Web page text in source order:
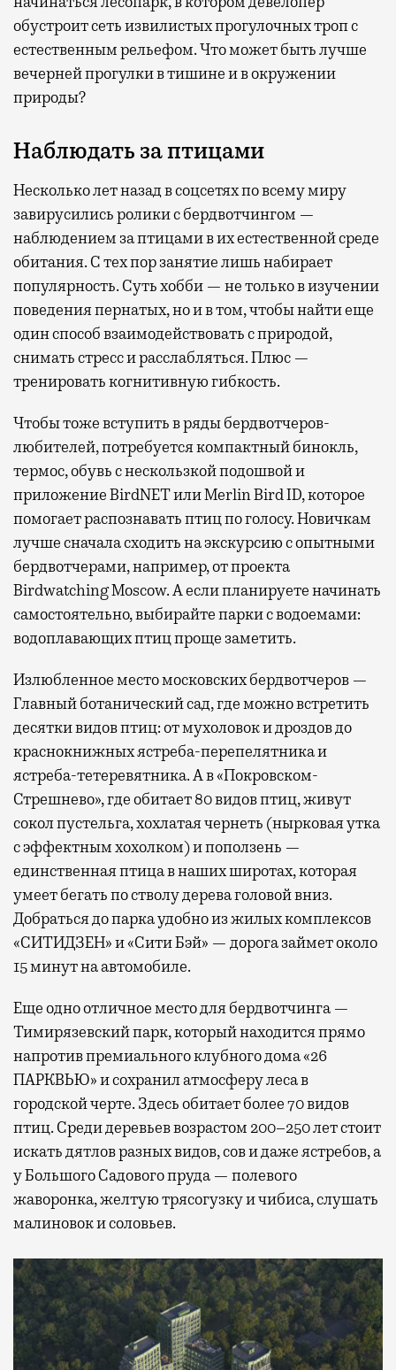
обустроит сеть извилистых прогулочных троп с
естественным рельефом. Что может быть лучше
вечерней прогулки в тишине и в окружении
природы?
Наблюдать за птицами
Несколько лет назад в соцсетях по всему миру
завирусились ролики с бердвотчингом —
наблюдением за птицами в их естественной среде
обитания. С тех пор занятие лишь набирает
популярность. Суть хобби — не только в изучении
поведения пернатых, но и в том, чтобы найти еще
один способ взаимодействовать с природой,
снимать стресс и расслабляться. Плюс —
тренировать когнитивную гибкость.
Чтобы тоже вступить в ряды бердвотчеров-
любителей, потребуется компактный бинокль,
термос, обувь с нескользкой подошвой и
приложение BirdNET или Merlin Bird ID, которое
помогает распознавать птиц по голосу. Новичкам
лучше сначала сходить на экскурсию с опытными
бердвотчерами, например, от проекта
Birdwatching Moscow. А если планируете начинать
самостоятельно, выбирайте парки с водоемами:
водоплавающих птиц проще заметить.
Излюбленное место московских бердвотчеров —
Главный ботанический сад, где можно встретить
десятки видов птиц: от мухоловок и дроздов до
краснокнижных ястреба-перепелятника и
ястреба-тетеревятника. А в «Покровском-
Стрешнево», где обитает 80 видов птиц, живут
сокол пустельга, хохлатая чернеть (нырковая утка
с эффектным хохолком) и поползень —
единственная птица в наших широтах, которая
умеет бегать по стволу дерева головой вниз.
Добраться до парка удобно из жилых комплексов
«СИТИДЗЕН» и «Сити Бэй» — дорога займет около
15 минут на автомобиле.
Еще одно отличное место для бердвотчинга —
Тимирязевский парк, который находится прямо
напротив премиального клубного дома «26
ПАРКВЬЮ» и сохранил атмосферу леса в
городской черте. Здесь обитает более 70 видов
птиц. Среди деревьев возрастом 200–250 лет стоит
искать дятлов разных видов, сов и даже ястребов, а
у Большого Садового пруда — полевого
жаворонка, желтую трясогузку и чибиса, слушать
малиновок и соловьев.